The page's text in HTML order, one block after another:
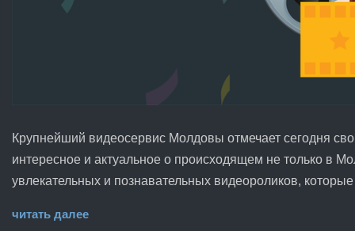
Крупнейший видеосервис Молдовы отмечает сегодня
интересное и актуальное о происходящем не только в
увлекательных и познавательных видеороликов,
читать далее